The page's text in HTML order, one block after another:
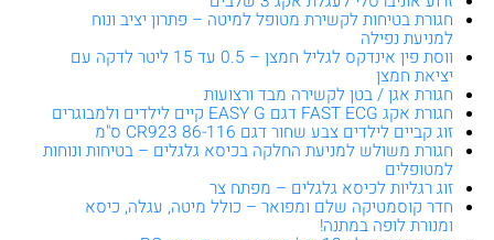
חגורת בטיחות לקשירת מטופל למיטה – פתרון יציב ונוח
למניעת נפילה
ווסת פין אינדקס לגליל חמצן – 0.5 עד 15 ליטר לדקה עם
יציאת חמצן
חגורת אגן / בטן לקשירה מבד ורצועות
חגורת אקג FAST ECG דגם EASY G קיים לילדים ולמבוגרים
זוג קביים לילדים צבע שחור דגם CR923 86-116 ס"מ
חגורת משולש למניעת החלקה בכיסא גלגלים – בטיחות ונוחות
למטופלים
זוג רגליות לכיסא גלגלים – מפתח צר
חדר קוסמטיקה שלם ומפואר – כולל מיטה, עגלה, כיסא
ומנורת לופה במתנה!